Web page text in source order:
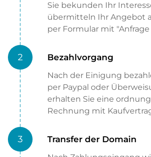
Sie bekunden Ihr
übermitteln Ihr Angebot
per Formular mit "Anfrage
2 Bezahlvorgang
Nach der Einigung
per Paypal oder
erhalten Sie eine
Rechnung mit
3 Transfer der Domain